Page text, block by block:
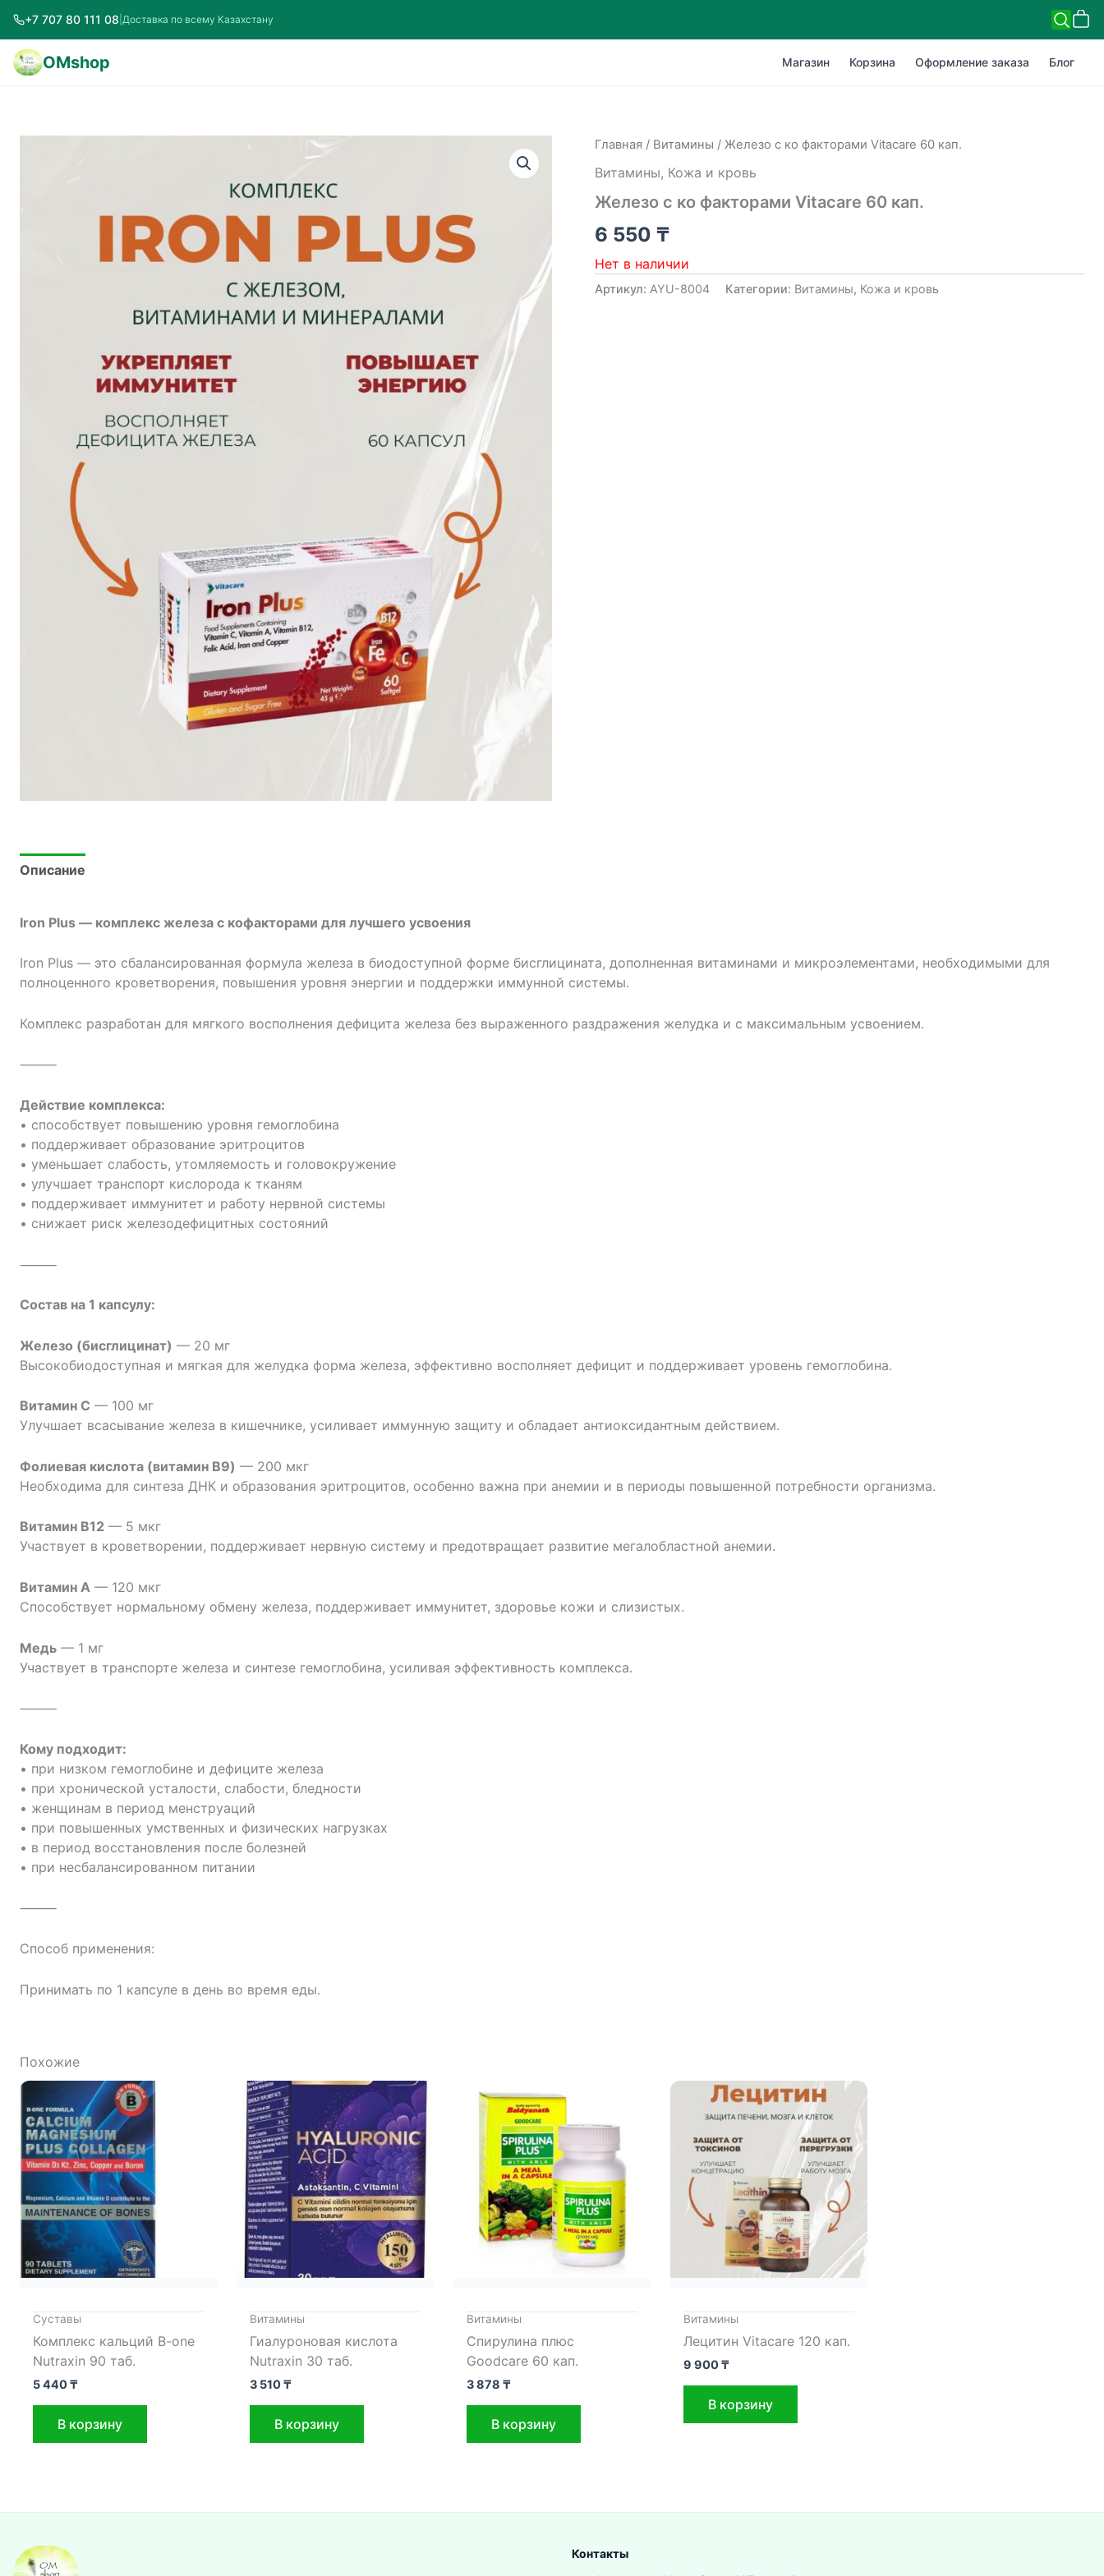
+7 707 80 111 08 Доставка по всему Казахстану
OMshop Магазин Корзина Оформление заказа Блог
Главная / Витамины / Железо с ко факторами Vitacare 60 кап.
Витамины, Кожа и кровь
Железо с ко факторами Vitacare 60 кап.
6 550 ₸
Нет в наличии
Артикул: AYU-8004 Категории: Витамины, Кожа и кровь
Описание
Iron Plus — комплекс железа с кофакторами для лучшего усвоения
Iron Plus — это сбалансированная формула железа в биодоступной форме бисглицината, дополненная витаминами и микроэлементами, необходимыми для
полноценного кроветворения, повышения уровня энергии и поддержки иммунной системы.
Комплекс разработан для мягкого восполнения дефицита железа без выраженного раздражения желудка и с максимальным усвоением.
⸻
Действие комплекса:
• способствует повышению уровня гемоглобина
• поддерживает образование эритроцитов
• уменьшает слабость, утомляемость и головокружение
• улучшает транспорт кислорода к тканям
• поддерживает иммунитет и работу нервной системы
• снижает риск железодефицитных состояний
⸻
Состав на 1 капсулу:
Железо (бисглицинат) — 20 мг
Высокобиодоступная и мягкая для желудка форма железа, эффективно восполняет дефицит и поддерживает уровень гемоглобина.
Витамин C — 100 мг
Улучшает всасывание железа в кишечнике, усиливает иммунную защиту и обладает антиоксидантным действием.
Фолиевая кислота (витамин B9) — 200 мкг
Необходима для синтеза ДНК и образования эритроцитов, особенно важна при анемии и в периоды повышенной потребности организма.
Витамин B12 — 5 мкг
Участвует в кроветворении, поддерживает нервную систему и предотвращает развитие мегалобластной анемии.
Витамин A — 120 мкг
Способствует нормальному обмену железа, поддерживает иммунитет, здоровье кожи и слизистых.
Медь — 1 мг
Участвует в транспорте железа и синтезе гемоглобина, усиливая эффективность комплекса.
⸻
Кому подходит:
• при низком гемоглобине и дефиците железа
• при хронической усталости, слабости, бледности
• женщинам в период менструаций
• при повышенных умственных и физических нагрузках
• в период восстановления после болезней
• при несбалансированном питании
⸻
Способ применения:
Принимать по 1 капсуле в день во время еды.
Похожие
Cуставы
Комплекс кальций B-one
Nutraxin 90 таб.
5 440₸
В корзину
Витамины
Гиалуроновая кислота
Nutraxin 30 таб.
3 510₸
В корзину
Витамины
Спирулина плюс
Goodcare 60 кап.
3 878 ₸
В корзину
Витамины
Лецитин Vitacare 120 кап.
9 900₸
В корзину
Контакты